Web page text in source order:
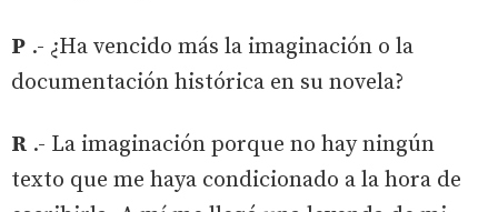
P .- ¿Ha vencido más la imaginación o la
documentación histórica en su novela?
R .- La imaginación porque no hay ningún
texto que me haya condicionado a la hora de